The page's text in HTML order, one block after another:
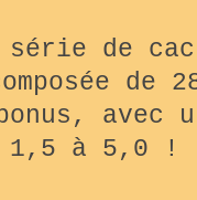
de
de
avec
1,5 à 5,0 !